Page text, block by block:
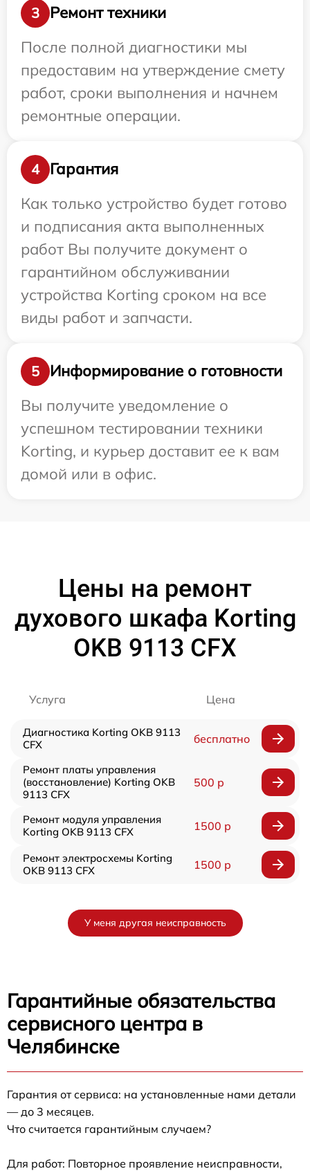
3
Ремонт техники
После полной диагностики мы
предоставим на утверждение смету
работ, сроки выполнения и начнем
ремонтные операции.
4
Гарантия
Как только устройство будет готово
и подписания акта выполненных
работ Вы получите документ о
гарантийном обслуживании
устройства Korting сроком на все
виды работ и запчасти.
5
Информирование о готовности
Вы получите уведомление о
успешном тестировании техники
Korting, и курьер доставит ее к вам
домой или в офис.
Цены на ремонт
духового шкафа Korting
OKB 9113 CFX
Услуга Цена
Диагностика Korting OKB 9113
CFX
бесплатно
Ремонт платы управления
(восстановление) Korting OKB
9113 CFX
500 р
Ремонт модуля управления
Korting OKB 9113 CFX
1500 р
Ремонт электросхемы Korting
OKB 9113 CFX
1500 р
У меня другая неисправность
Гарантийные обязательства
сервисного центра в
Челябинске
Гарантия от сервиса: на установленные нами детали
— до 3 месяцев.
Что считается гарантийным случаем?
Для работ: Повторное проявление неисправности,